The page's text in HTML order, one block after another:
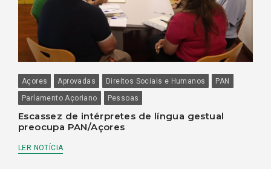
Açores Aprovadas Direitos Sociais e Humanos
PAN
Parlamento Açoriano
Pessoas
Escassez de intérpretes de língua gestual
preocupa PAN/Açores
LER NOTÍCIA